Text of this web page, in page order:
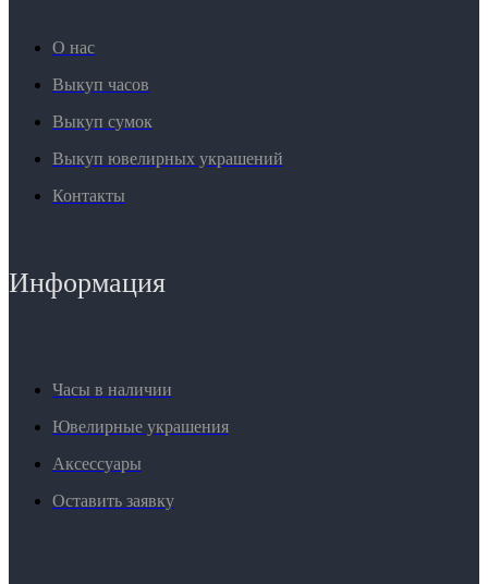
О нас
Выкуп часов
Выкуп сумок
Выкуп ювелирных украшений
Контакты
Информация
Часы в наличии
Ювелирные украшения
Аксессуары
Оставить заявку